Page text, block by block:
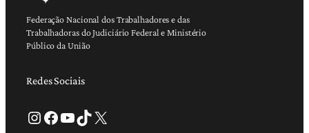
Federação Nacional dos Trabalhadores e das
Trabalhadoras do Judiciário Federal e Ministério
Público da União
Redes Sociais
Instagram Facebook Youtube TikTok X